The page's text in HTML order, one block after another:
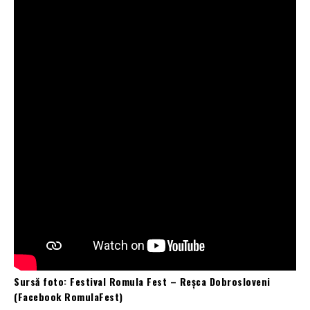
Sursă foto: Festival Romula Fest – Reșca Dobrosloveni
(Facebook RomulaFest)